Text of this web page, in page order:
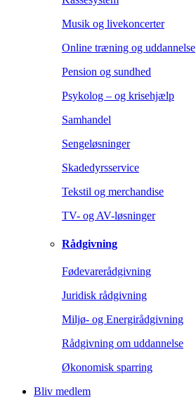
Musik og livekoncerter
Online træning og uddannelse
Pension og sundhed
Psykolog – og krisehjælp
Samhandel
Sengeløsninger
Skadedyrsservice
Tekstil og merchandise
TV- og AV-løsninger
Rådgivning
Fødevarerådgivning
Juridisk rådgivning
Miljø- og Energirådgivning
Rådgivning om uddannelse
Økonomisk sparring
Bliv medlem